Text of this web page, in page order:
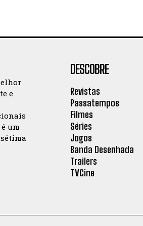
e
é um
DESCOBRE
Revistas
Passatempos
Filmes
Séries
Jogos
Banda Desenhada
Trailers
TVCine